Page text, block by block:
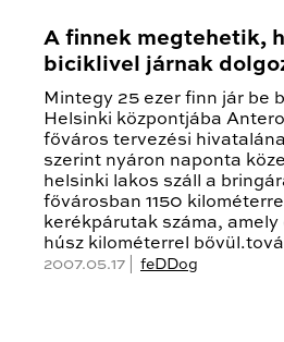
A finnek megtehetik,
biciklivel járnak
Mintegy 25 ezer finn jár be
Helsinki központjába
főváros tervezési
szerint nyáron naponta
helsinki lakos száll a
fővárosban 1150
kerékpárutak száma, amely
húsz kilométerrel
2007.05.17 | feDDog